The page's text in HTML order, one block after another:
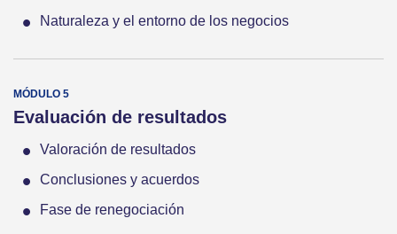
Naturaleza y el entorno de los negocios
Evaluación de resultados
Valoración de resultados
Conclusiones y acuerdos
Fase de renegociación